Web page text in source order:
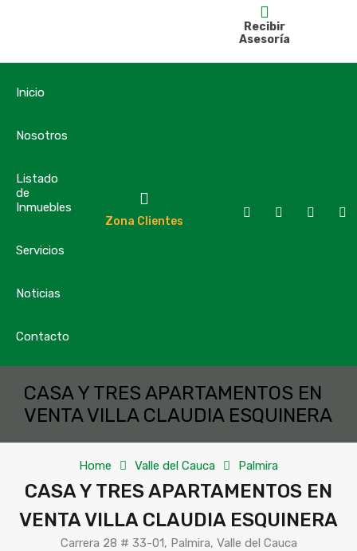
Recibir
Asesoría
Inicio
Nosotros
Listado
de
Inmuebles
Servicios
Noticias
Contacto
Zona Clientes
CASA Y TRES APARTAMENTOS EN
VENTA VILLA CLAUDIA ESQUINERA
Home Valle del Cauca Palmira
CASA Y TRES APARTAMENTOS EN
VENTA VILLA CLAUDIA ESQUINERA
Carrera 28 # 33-01, Palmira, Valle del Cauca